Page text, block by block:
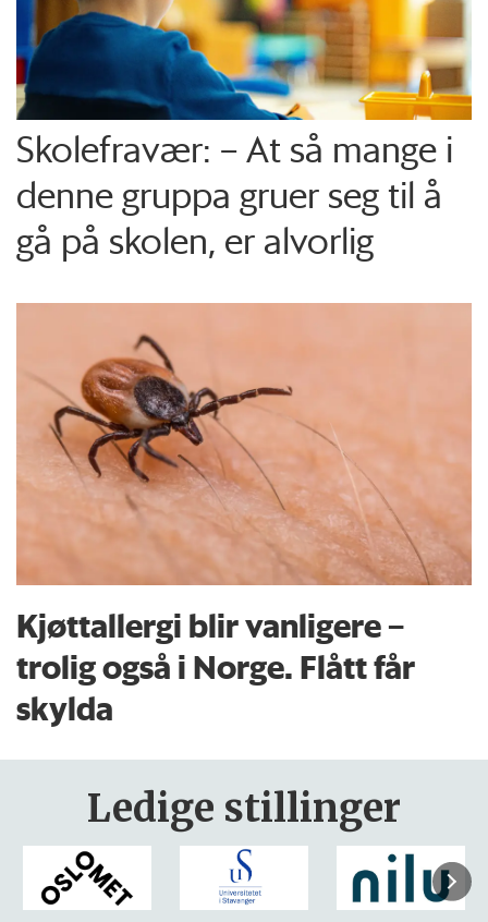
Skolefravær: – At så mange i
denne gruppa gruer seg til å
gå på skolen, er alvorlig
Kjøttallergi blir vanligere –
trolig også i Norge. Flått får
skylda
Ledige stillinger